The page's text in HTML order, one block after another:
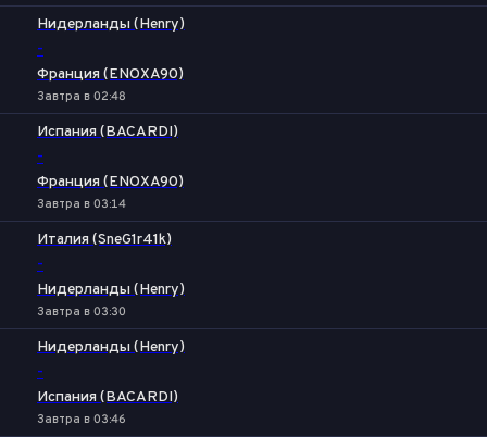
Нидерланды (Henry)
-
Франция (ENOXA90)
Завтра в 02:48
Испания (BACARDI)
-
Франция (ENOXA90)
Завтра в 03:14
Италия (SneG1r41k)
-
Нидерланды (Henry)
Завтра в 03:30
Нидерланды (Henry)
-
Испания (BACARDI)
Завтра в 03:46